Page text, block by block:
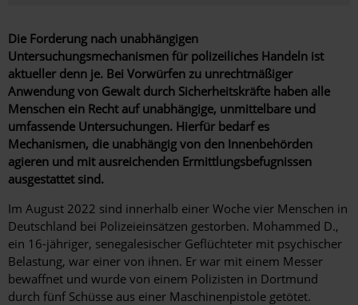
Die Forderung nach unabhängigen
Untersuchungsmechanismen für polizeiliches Handeln ist
aktueller denn je. Bei Vorwürfen zu unrechtmäßiger
Anwendung von Gewalt durch Sicherheitskräfte haben alle
Menschen ein Recht auf unabhängige, unmittelbare und
umfassende Untersuchungen. Hierfür bedarf es
Mechanismen, die unabhängig von den Innenbehörden
agieren und mit ausreichenden Ermittlungsbefugnissen
ausgestattet sind.
Im August 2022 sind innerhalb einer Woche vier Menschen in
Deutschland bei Polizeieinsätzen gestorben. Mohammed D.,
ein 16-jähriger, senegalesischer Geflüchteter mit psychischer
Belastung, war einer von ihnen. Er war mit einem Messer
bewaffnet und wurde von einem Polizisten in Dortmund
durch fünf Schüsse aus einer Maschinenpistole getötet.